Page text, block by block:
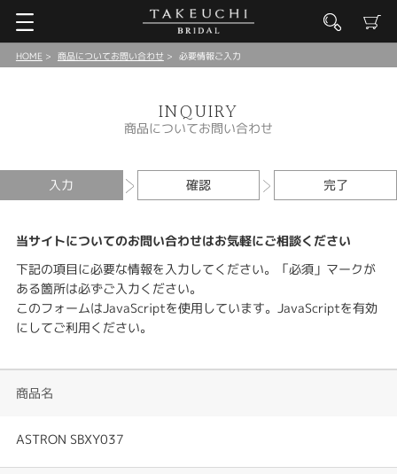
HOME 商品についてお問い合わせ 必要情報ご入力
INQUIRY
商品についてお問い合わせ
入力 確認 完了
当サイトについてのお問い合わせはお気軽にご相談ください
下記の項目に必要な情報を入力してください。「必須」マークが
ある箇所は必ずご入力ください。
このフォームはJavaScriptを使用しています。JavaScriptを有効
にしてご利用ください。
商品名
ASTRON SBXY037